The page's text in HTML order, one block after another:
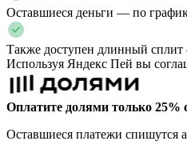
Оставшиеся деньги — по
Также доступен длинный
Используя Яндекс Пей вы
Оплатите долями только 25%
Оставшиеся платежи спишутся